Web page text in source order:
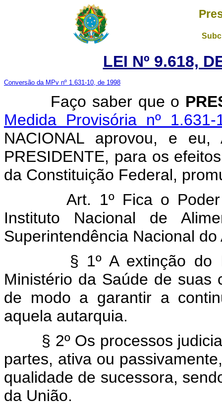
LEI Nº 9.618,
Conversão da MPv nº 1.631-10, de 1998
Faço saber que o
Medida Provisória nº
NACIONAL aprovou, e eu,
PRESIDENTE, para os
da Constituição Federal,
Art. 1º Fica o
Instituto Nacional de
Superintendência Nacional
§ 1º A extinção do
Ministério da Saúde de suas
de modo a garantir a
aquela autarquia.
§ 2º Os processos
partes, ativa ou
qualidade de sucessora,
da União.